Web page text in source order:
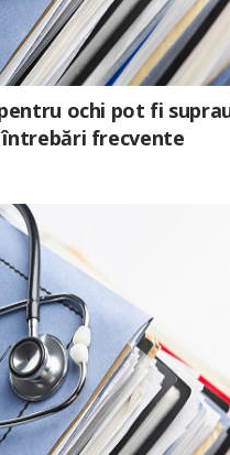
ochi pot fi
frecvente